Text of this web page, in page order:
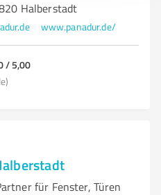
Halberstadt
www.panadur.de/
/ 5,00
für Fenster, Türen